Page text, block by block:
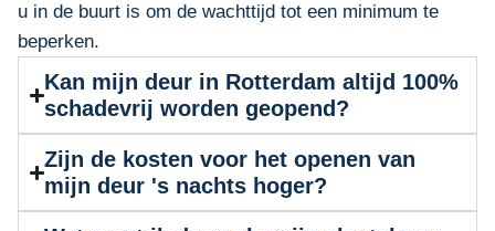
u in de buurt is om de wachttijd tot een minimum te
beperken.
Kan mijn deur in Rotterdam altijd 100%
schadevrij worden geopend?
Zijn de kosten voor het openen van
mijn deur 's nachts hoger?